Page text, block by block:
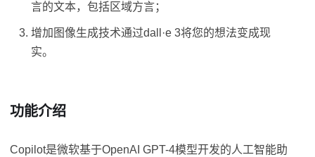
言的文本，包括区域方言；
增加图像生成技术通过dall·e 3将您的想法变成现
实。
功能介绍
Copilot是微软基于OpenAI GPT-4模型开发的人工智能助